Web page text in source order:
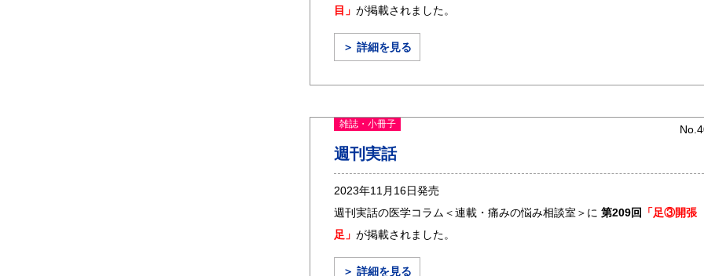
目」 が掲載されました。
＞ 詳細を見る
雑誌・小冊子
週刊実話
2023年11月16日発売
週刊実話の医学コラム＜連載・痛みの悩み相談室＞に 第209回
「足③開張
足」 が掲載されました。
＞ 詳細を見る